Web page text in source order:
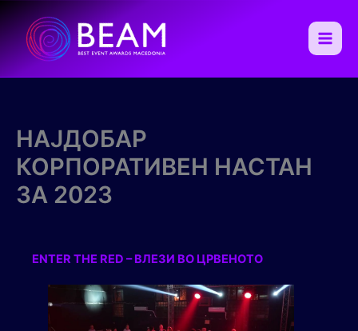
content
Main
НАЈДОБАР
КОРПОРАТИВЕН НАСТАН
ЗА 2023
ENTER THE RED – ВЛЕЗИ ВО ЦРВЕНОТО